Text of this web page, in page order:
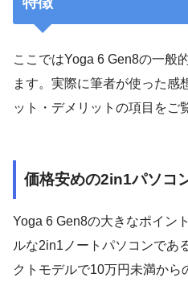
ここではYoga 6 Gen8の一般
ます。実際に筆者が使った感
ット・デメリットの項目をご
価格安めの2in1パソコ
Yoga 6 Gen8の大きなポイン
ルな2in1ノートパソコンであ
クトモデルで10万円未満から